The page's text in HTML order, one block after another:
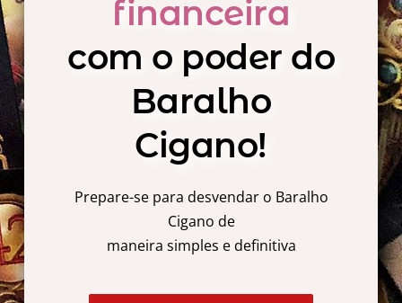
Minha Conta
AGENDAMENTO
financeira
com o poder do
Baralho
Cigano!
Prepare-se para desvendar o Baralho
Cigano de
maneira simples e definitiva